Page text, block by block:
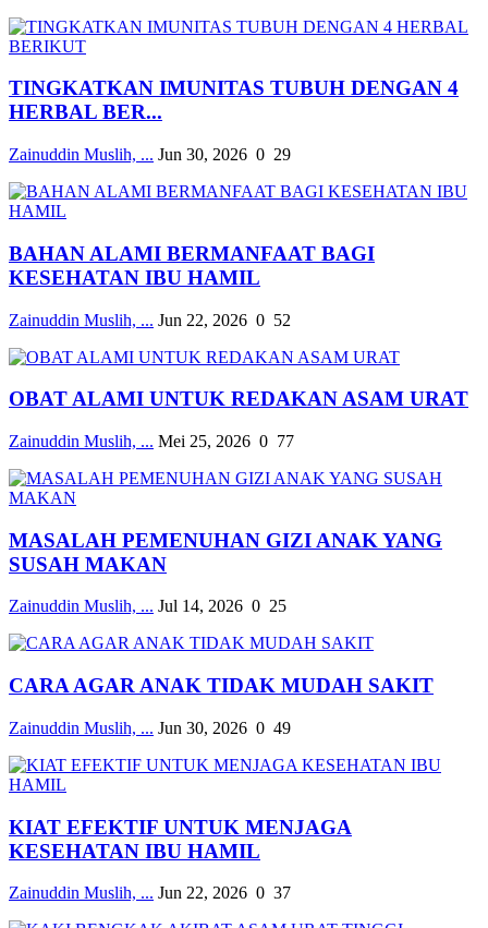
TINGKATKAN IMUNITAS TUBUH DENGAN 4
HERBAL BER...
Zainuddin Muslih, ... Jun 30, 2026 0 29
BAHAN ALAMI BERMANFAAT BAGI
KESEHATAN IBU HAMIL
Zainuddin Muslih, ... Jun 22, 2026 0 52
OBAT ALAMI UNTUK REDAKAN ASAM URAT
Zainuddin Muslih, ... Mei 25, 2026 0 77
MASALAH PEMENUHAN GIZI ANAK YANG
SUSAH MAKAN
Zainuddin Muslih, ... Jul 14, 2026 0 25
CARA AGAR ANAK TIDAK MUDAH SAKIT
Zainuddin Muslih, ... Jun 30, 2026 0 49
KIAT EFEKTIF UNTUK MENJAGA
KESEHATAN IBU HAMIL
Zainuddin Muslih, ... Jun 22, 2026 0 37